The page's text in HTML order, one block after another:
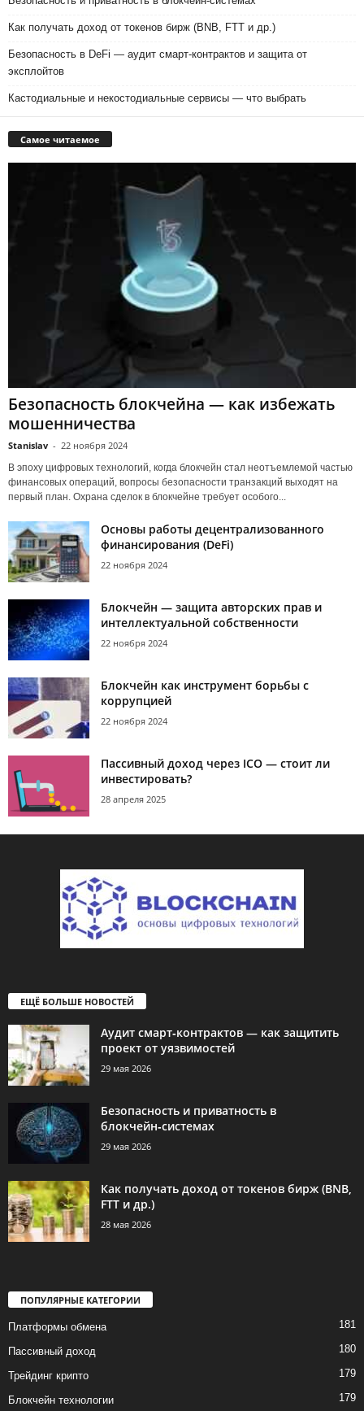
Как получать доход от токенов бирж (BNB, FTT и др.)
Безопасность в DeFi — аудит смарт-контрактов и защита от
эксплойтов
Кастодиальные и некостодиальные сервисы — что выбрать
Самое читаемое
Безопасность блокчейна — как избежать
мошенничества
Stanislav - 22 ноября 2024
В эпоху цифровых технологий, когда блокчейн стал неотъемлемой частью
финансовых операций, вопросы безопасности транзакций выходят на
первый план. Охрана сделок в блокчейне требует особого...
Основы работы децентрализованного
финансирования (DeFi)
22 ноября 2024
Блокчейн — защита авторских прав и
интеллектуальной собственности
22 ноября 2024
Блокчейн как инструмент борьбы с
коррупцией
22 ноября 2024
Пассивный доход через ICO — стоит ли
инвестировать?
28 апреля 2025
ЕЩЁ БОЛЬШЕ НОВОСТЕЙ
Аудит смарт‑контрактов — как защитить
проект от уязвимостей
29 мая 2026
Безопасность и приватность в
блокчейн‑системах
29 мая 2026
Как получать доход от токенов бирж (BNB,
FTT и др.)
28 мая 2026
ПОПУЛЯРНЫЕ КАТЕГОРИИ
Платформы обмена 181
Пассивный доход 180
Трейдинг крипто 179
Блокчейн технологии 179